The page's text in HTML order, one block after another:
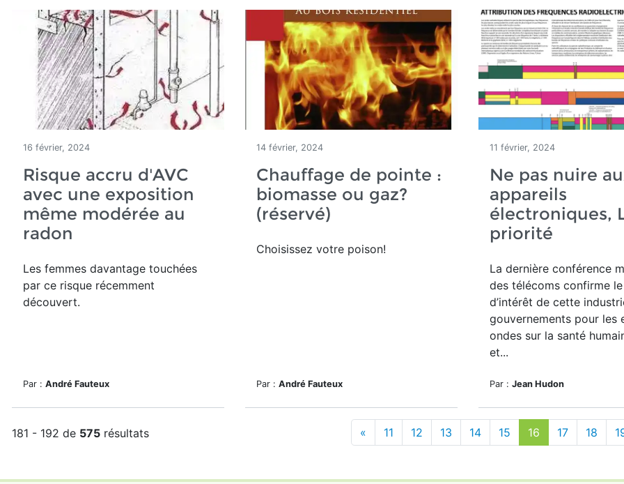
16 février, 2024
Risque accru d'AVC
avec une exposition
même modérée au
radon
Les femmes davantage touchées
par ce risque récemment
découvert.
Par : André Fauteux
14 février, 2024
Chauffage de pointe :
biomasse ou gaz?
(réservé)
Choisissez votre poison!
Par : André Fauteux
11 février, 2024
Ne pas nuire
appareils
électroniques,
priorité
La dernière conférence
des télécoms confirme
d’intérêt de cette
gouvernements pour les
ondes sur la santé
et...
Par : Jean Hudon
181 - 192 de 575 résultats « 11 12 13 14 15 16 17 18